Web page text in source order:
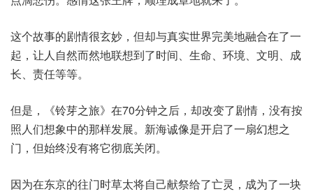
这个故事的剧情很玄妙，但却与真实世界完美地融合在了一
起，让人自然而然地联想到了时间、生命、环境、文明、成
长、责任等等。
但是，《铃芽之旅》在70分钟之后，却改变了剧情，没有按
照人们想象中的那样发展。新海诚像是开启了一扇幻想之
门，但始终没有将它彻底关闭。
因为在东京的往门时草太将自己献祭给了亡灵，成为了一块